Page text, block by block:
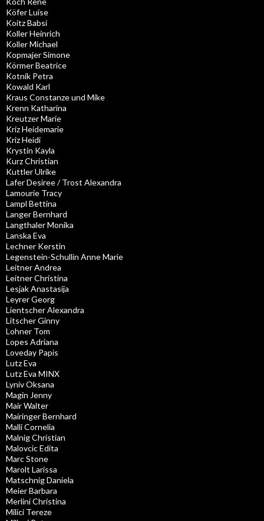
Köfer Luise
Koitz Babsi
Koller Heinrich
Koller Michael
Kopmajer Simone
Körmer Beatrice
Kotnik Petra
Kowald Karl
Kraus Constanze und Mike
Krenn Katharina
Kreutzer Marie
Kriz Heidemarie
Kriz Heidi
Krystin Kayla
Kurz Christian
Kuttler Ulrike
Lafer Desiree / Trost Alexandra
Lamourie Tracy
Lampl Bettina
Langer Bernhard
Langthaler Monika
Lanska Eva
Lechner Kerstin
Legenstein-Schullin Anne Marie
Leitner Andrea
Leitner Christina
Lesjak Anastasija
Leyrer Georg
Lientscher Alexandra
Litscher Ginny
Lohner Tom
Lopes Adriana
Loveday Papis
Lutz Eva
Lutz Eva MINX
Lyniv Oksana
Magin Jenny
Mair Walter
Mairinger Bernhard
Malli Cornelia
Malnig Christian
Malovcic Edita
Marc Stone
Marolt Larissa
Matschnig Daniela
Meier Barbara
Merlini Christina
Milici Tereze